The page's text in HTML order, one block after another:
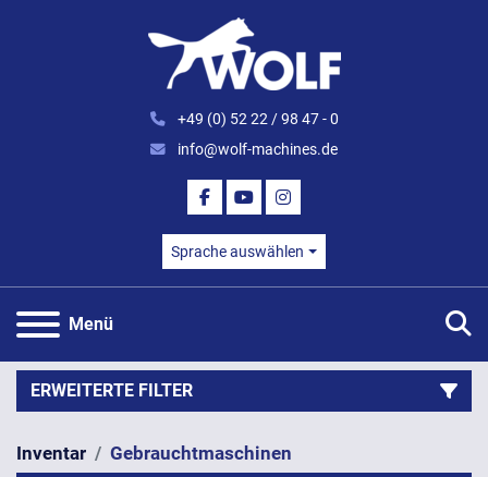
+49 (0) 52 22 / 98 47 - 0
info@wolf-machines.de
FACEBOOK
YOUTUBEINSTAGRAM
Sprache auswählen
Menü
ERWEITERTE FILTER
Kategorie
Inventar Gebrauchtmaschinen